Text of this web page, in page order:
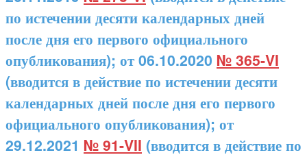
по истечении десяти календарных дней
после дня его первого официального
опубликования); от 06.10.2020 № 365-VI
(вводится в действие по истечении десяти
календарных дней после дня его первого
официального опубликования); от
29.12.2021 № 91-VII (вводится в действие по